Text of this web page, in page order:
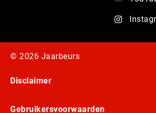
© 2026 Jaarbeurs
Disclaimer
Gebruikersvoorwaarden